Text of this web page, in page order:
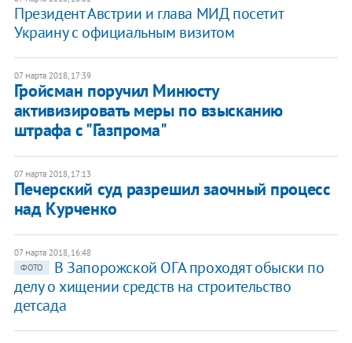
Президент Австрии и глава МИД посетит
Украину с официальным визитом
07 марта 2018, 17:39
​Гройсман поручил Минюсту
активизировать меры по взысканию
штрафа с "Газпрома"
07 марта 2018, 17:13
Печерский суд разрешил заочный процесс
над Курченко
07 марта 2018, 16:48
ФОТО
В Запорожской ОГА проходят обыски по
делу о хищении средств на строительство
детсада